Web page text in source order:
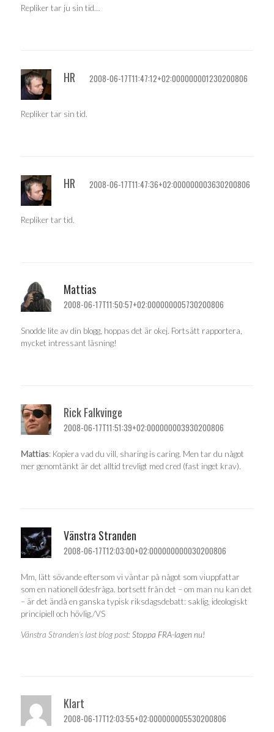
Repliker tar ju sin tid…
HR 2008-06-17T11:47:12+02:000000001230200806
Repliker tar sin tid.
HR 2008-06-17T11:47:36+02:000000003630200806
Repliker tar tid.
Mattias
2008-06-17T11:50:57+02:000000005730200806
Snodde lite av din blogg, hoppas det är okej. Fortsätt rapportera,
mycket intressant läsning!
Rick Falkvinge
2008-06-17T11:51:39+02:000000003930200806
Mattias: Kopiera vad du vill, sharing is caring. Men tar du något
mer genomtänkt är det alltid trevligt med cred (fast inget krav).
Vänstra Stranden
2008-06-17T12:03:00+02:000000000030200806
Mm, lätt sövande eftersom vi väntar på något som viuppfattar
som en nationell ödesfråga. bortsett från det – om man nu kan det
– är det ändå en ganska typisk riksdagsdebatt: saklig, ideologiskt
principiell och hövlig./VS
Vänstra Stranden’s last blog post:Stoppa FRA-lagen nu!
Klart
2008-06-17T12:03:55+02:000000005530200806